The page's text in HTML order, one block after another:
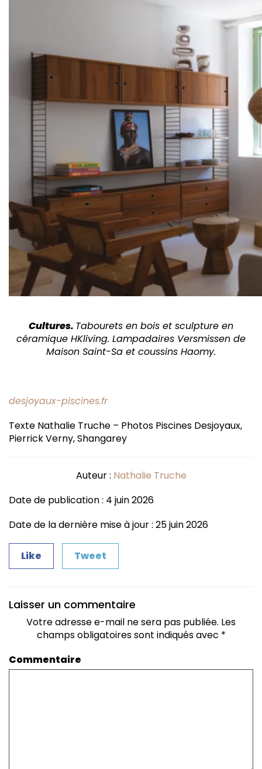
Cultures. Tabourets en bois et sculpture en
céramique HKliving. Lampadaires Versmissen de
Maison Saint-Sa et coussins Haomy.
desjoyaux-piscines.fr
Texte Nathalie Truche – Photos Piscines Desjoyaux,
Pierrick Verny, Shangarey
Auteur : Nathalie Truche
Date de publication : 4 juin 2026
Date de la dernière mise à jour : 25 juin 2026
Like Tweet
Laisser un commentaire
Votre adresse e-mail ne sera pas publiée. Les
champs obligatoires sont indiqués avec *
Commentaire